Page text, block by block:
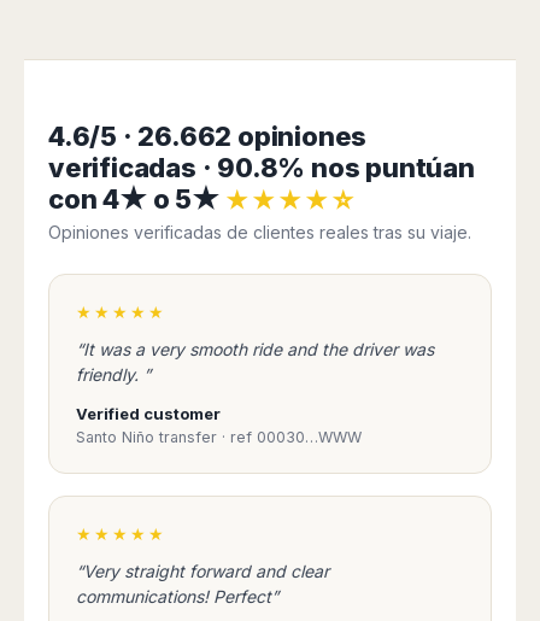
4.6/5 · 26.662 opiniones
verificadas · 90.8% nos puntúan
con 4★ o 5★ ★★★★☆
Opiniones verificadas de clientes reales tras su viaje.
★★★★★
“It was a very smooth ride and the driver was
friendly. ”
Verified customer
Santo Niño transfer · ref 00030…WWW
★★★★★
“Very straight forward and clear
communications! Perfect”